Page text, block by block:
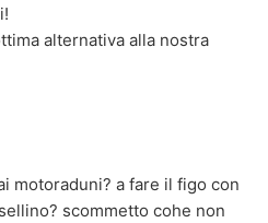
alternativa alla nostra
motoraduni? a fare il figo con
scommetto cohe non